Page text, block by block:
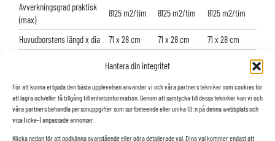
Hantera din integritet
För att kunna erbjuda den bästa upplevelsen använder vi och våra partners tekniker som cookies för
att lagra och/eller få tillgång till enhetsinformation. Genom att samtycka till dessa tekniker kan vi och
våra partners behandla personuppgifter som surfbeteende eller unika ID:n på denna webbplats och
visa (icke-) anpassade annonser.
Klicka nedan för att godkänna ovanstående eller göra detaljerade val. Dina val kommer endast att
Avverkningsgrad praktisk
(max)
8125 m2/tim 8125 m2/tim 8125 m2/tim
Huvudborstens längd x dia 71 x 28 cm 71 x 28 cm
71 x 28 cm
Transaxeldrivning
ja ja ja
Retursystem